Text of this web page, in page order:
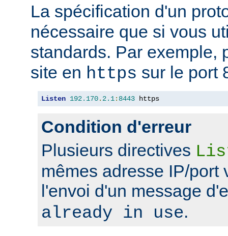
La spécification d'un
nécessaire que si vous
standards. Par exemple,
site en https sur le port
Listen 192.170. 2.1: 8443 https
Condition d'erreur
Plusieurs directives
mêmes adresse IP/port
l'envoi d'un message
already in use.